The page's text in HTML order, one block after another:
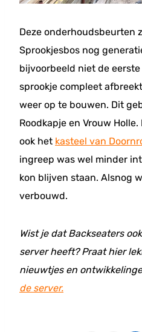
Deze onderhoudsbeurten
Sprookjesbos nog
bijvoorbeeld niet de
sprookje compleet
weer op te bouwen. Dit
Roodkapje en Vrouw
ook het kasteel van
ingreep was wel minder
kon blijven staan. Alsnog
verbouwd.
Wist je dat Backseaters
server heeft? Praat hier
nieuwtjes en
de server.